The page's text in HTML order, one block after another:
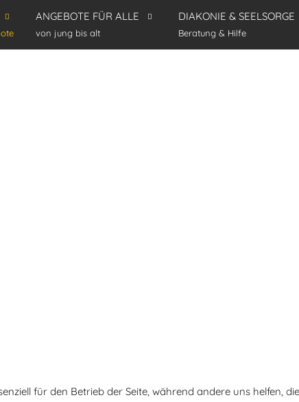
ANGEBOTE FÜR ALLE
von jung bis alt
DIAKONIE & SEELSORGE
Beratung & Hilfe
für den Betrieb der Seite, während andere uns helfen,